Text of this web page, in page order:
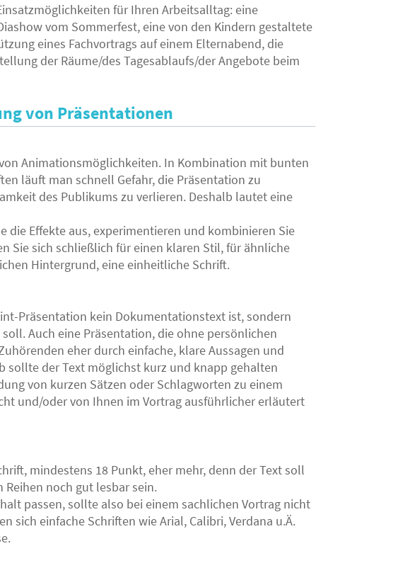
für Ihren Arbeitsalltag: eine
vom Sommerfest, eine von den Kindern gestaltete
eines Fachvortrags auf einem Elternabend, die
der Räume/des Tagesablaufs/der Angebote beim
von Präsentationen
Animationsmöglichkeiten. In Kombination mit bunten
läuft man schnell Gefahr, die Präsentation zu
des Publikums zu verlieren. Deshalb lautet eine
die Effekte aus, experimentieren und kombinieren Sie
Sie sich schließlich für einen klaren Stil, für ähnliche
Hintergrund, eine einheitliche Schrift.
Präsentation kein Dokumentationstext ist, sondern
Auch eine Präsentation, die ohne persönlichen
eher durch einfache, klare Aussagen und
sollte der Text möglichst kurz und knapp gehalten
von kurzen Sätzen oder Schlagworten zu einem
und/oder von Ihnen im Vortrag ausführlicher erläutert
mindestens 18 Punkt, eher mehr, denn der Text soll
noch gut lesbar sein.
passen, sollte also bei einem sachlichen Vortrag nicht
sich einfache Schriften wie Arial, Calibri, Verdana u.Ä.